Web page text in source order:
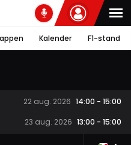
Kalender F1-stand
22 aug. 2026 14:00 - 15:00
23 aug. 2026 13:00 - 15:00